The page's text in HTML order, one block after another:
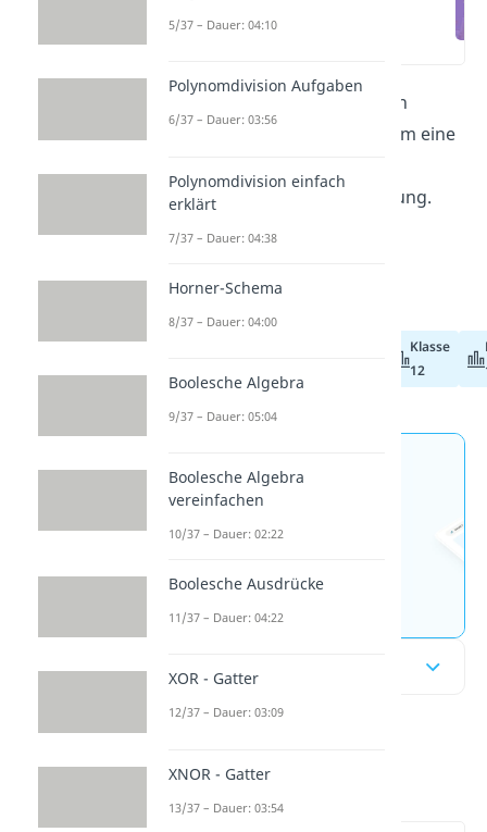
Dieser Beitrag ergänzt unseren
Artikel zur
um eine
Aufgabe gibt es auch eine Lösung.
Zusätzlich findest du ein
Polynomdivision Aufgaben
Klasse
12
Jetzt neu: Teste dein
Wissen mit unseren
kostenlosen Aufgaben 🚀
Aufgaben entdecken
Polynomdivision
Aufgabe 1
5/37 – Dauer: 04:10
Polynomdivision Aufgaben
6/37 – Dauer: 03:56
Polynomdivision einfach
erklärt
7/37 – Dauer: 04:38
Horner-Schema
8/37 – Dauer: 04:00
Boolesche Algebra
9/37 – Dauer: 05:04
Boolesche Algebra
vereinfachen
10/37 – Dauer: 02:22
Boolesche Ausdrücke
11/37 – Dauer: 04:22
XOR - Gatter
12/37 – Dauer: 03:09
XNOR - Gatter
13/37 – Dauer: 03:54